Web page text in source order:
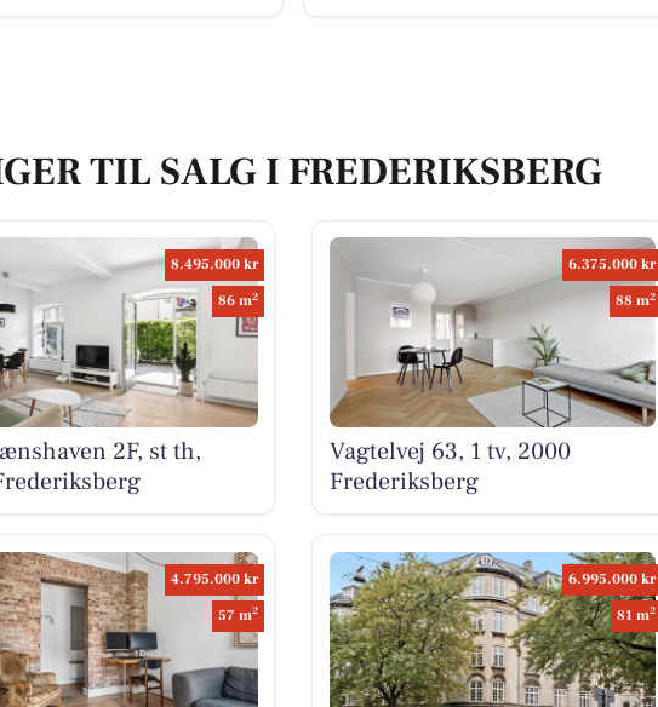
TIL SALG I FREDERIKSBERG
8.495.000 kr
86 m2
2F, st th,
6.375.000 kr
88 m2
Vagtelvej 63, 1 tv, 2000
Frederiksberg
4.795.000 kr
57 m2
6.995.000 kr
81 m2